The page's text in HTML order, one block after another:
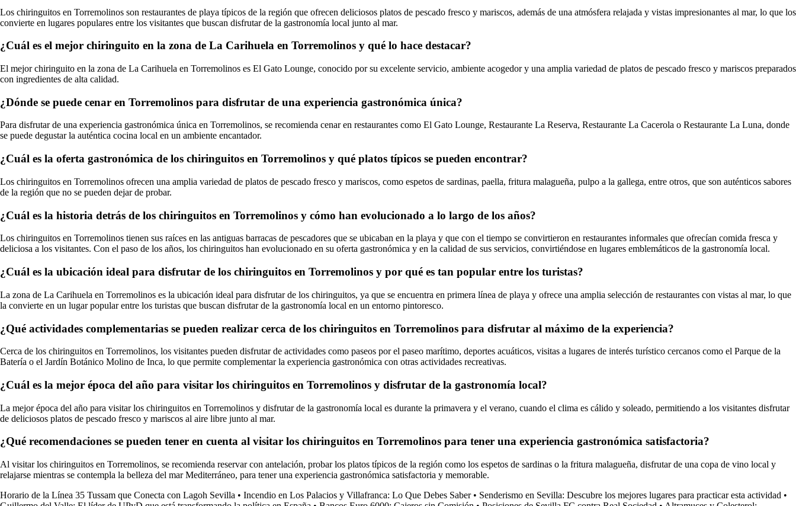
Los chiringuitos en Torremolinos son restaurantes de playa típicos de la región que ofrecen deliciosos platos de pescado fresco y mariscos, además de una atmósfera relajada y vistas impresionantes al mar, lo que los
convierte en lugares populares entre los visitantes que buscan disfrutar de la gastronomía local junto al mar.
¿Cuál es el mejor chiringuito en la zona de La Carihuela en Torremolinos y qué lo hace destacar?
El mejor chiringuito en la zona de La Carihuela en Torremolinos es El Gato Lounge, conocido por su excelente servicio, ambiente acogedor y una amplia variedad de platos de pescado fresco y mariscos preparados
con ingredientes de alta calidad.
¿Dónde se puede cenar en Torremolinos para disfrutar de una experiencia gastronómica única?
Para disfrutar de una experiencia gastronómica única en Torremolinos, se recomienda cenar en restaurantes como El Gato Lounge, Restaurante La Reserva, Restaurante La Cacerola o Restaurante La Luna, donde
se puede degustar la auténtica cocina local en un ambiente encantador.
¿Cuál es la oferta gastronómica de los chiringuitos en Torremolinos y qué platos típicos se pueden encontrar?
Los chiringuitos en Torremolinos ofrecen una amplia variedad de platos de pescado fresco y mariscos, como espetos de sardinas, paella, fritura malagueña, pulpo a la gallega, entre otros, que son auténticos sabores
de la región que no se pueden dejar de probar.
¿Cuál es la historia detrás de los chiringuitos en Torremolinos y cómo han evolucionado a lo largo de los años?
Los chiringuitos en Torremolinos tienen sus raíces en las antiguas barracas de pescadores que se ubicaban en la playa y que con el tiempo se convirtieron en restaurantes informales que ofrecían comida fresca y
deliciosa a los visitantes. Con el paso de los años, los chiringuitos han evolucionado en su oferta gastronómica y en la calidad de sus servicios, convirtiéndose en lugares emblemáticos de la gastronomía local.
¿Cuál es la ubicación ideal para disfrutar de los chiringuitos en Torremolinos y por qué es tan popular entre los turistas?
La zona de La Carihuela en Torremolinos es la ubicación ideal para disfrutar de los chiringuitos, ya que se encuentra en primera línea de playa y ofrece una amplia selección de restaurantes con vistas al mar, lo que
la convierte en un lugar popular entre los turistas que buscan disfrutar de la gastronomía local en un entorno pintoresco.
¿Qué actividades complementarias se pueden realizar cerca de los chiringuitos en Torremolinos para disfrutar al máximo de la experiencia?
Cerca de los chiringuitos en Torremolinos, los visitantes pueden disfrutar de actividades como paseos por el paseo marítimo, deportes acuáticos, visitas a lugares de interés turístico cercanos como el Parque de la
Batería o el Jardín Botánico Molino de Inca, lo que permite complementar la experiencia gastronómica con otras actividades recreativas.
¿Cuál es la mejor época del año para visitar los chiringuitos en Torremolinos y disfrutar de la gastronomía local?
La mejor época del año para visitar los chiringuitos en Torremolinos y disfrutar de la gastronomía local es durante la primavera y el verano, cuando el clima es cálido y soleado, permitiendo a los visitantes disfrutar
de deliciosos platos de pescado fresco y mariscos al aire libre junto al mar.
¿Qué recomendaciones se pueden tener en cuenta al visitar los chiringuitos en Torremolinos para tener una experiencia gastronómica satisfactoria?
Al visitar los chiringuitos en Torremolinos, se recomienda reservar con antelación, probar los platos típicos de la región como los espetos de sardinas o la fritura malagueña, disfrutar de una copa de vino local y
relajarse mientras se contempla la belleza del mar Mediterráneo, para tener una experiencia gastronómica satisfactoria y memorable.
Horario de la Línea 35 Tussam que Conecta con Lagoh Sevilla • Incendio en Los Palacios y Villafranca: Lo Que Debes Saber• Senderismo en Sevilla: Descubre los mejores lugares para practicar esta actividad •